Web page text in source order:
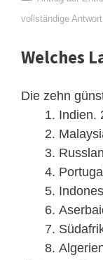
vollständige
Welches
Die zehn
Indien.